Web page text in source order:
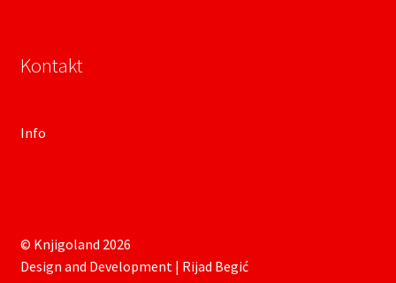
Kontakt
Info
© Knjigoland 2026
Design and Development | Rijad Begić